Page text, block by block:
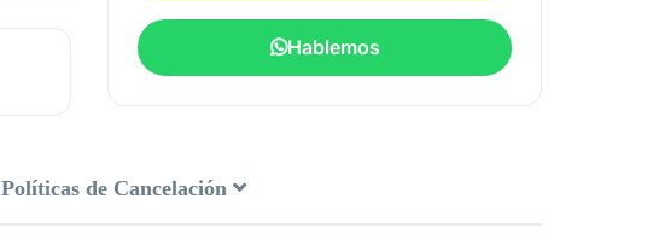
Hablemos
Políticas de Cancelación